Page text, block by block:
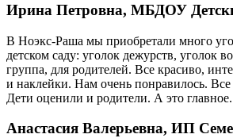
Ирина Петровна, МБДОУ
В Ноэкс-Раша мы приобретали много
детском саду: уголок дежурств, уголок
группа, для родителей. Все красиво,
и наклейки. Нам очень понравилось.
Дети оценили и родители. А это главное.
Анастасия Валерьевна, ИП